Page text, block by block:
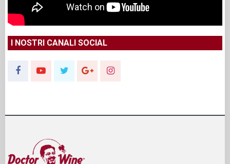
I NOSTRI CANALI SOCIAL